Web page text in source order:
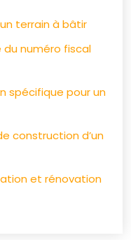
terrain à bâtir
numéro fiscal
spécifique pour un
construction d’un
et rénovation